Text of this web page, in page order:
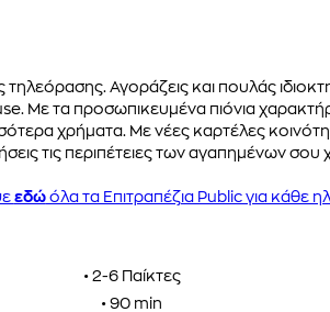
Αγοράζεις και πουλάς
τα προσωπικευμένα πιόνια
χρήματα. Με νέες καρτέλες
τις περιπέτειες των αγαπημένων
εδώόλα τα Επιτραπέζια Public για κάθε
• 2-6 Παίκτες
• 90 min